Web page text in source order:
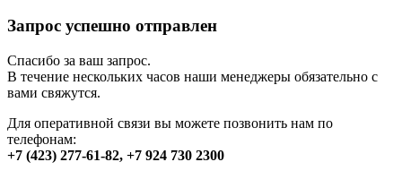
Запрос успешно отправлен
Спасибо за ваш запрос.
В течение нескольких часов наши менеджеры обязательно с
вами свяжутся.
Для оперативной связи вы можете позвонить нам по
телефонам:
+7 (423) 277-61-82, +7 924 730 2300